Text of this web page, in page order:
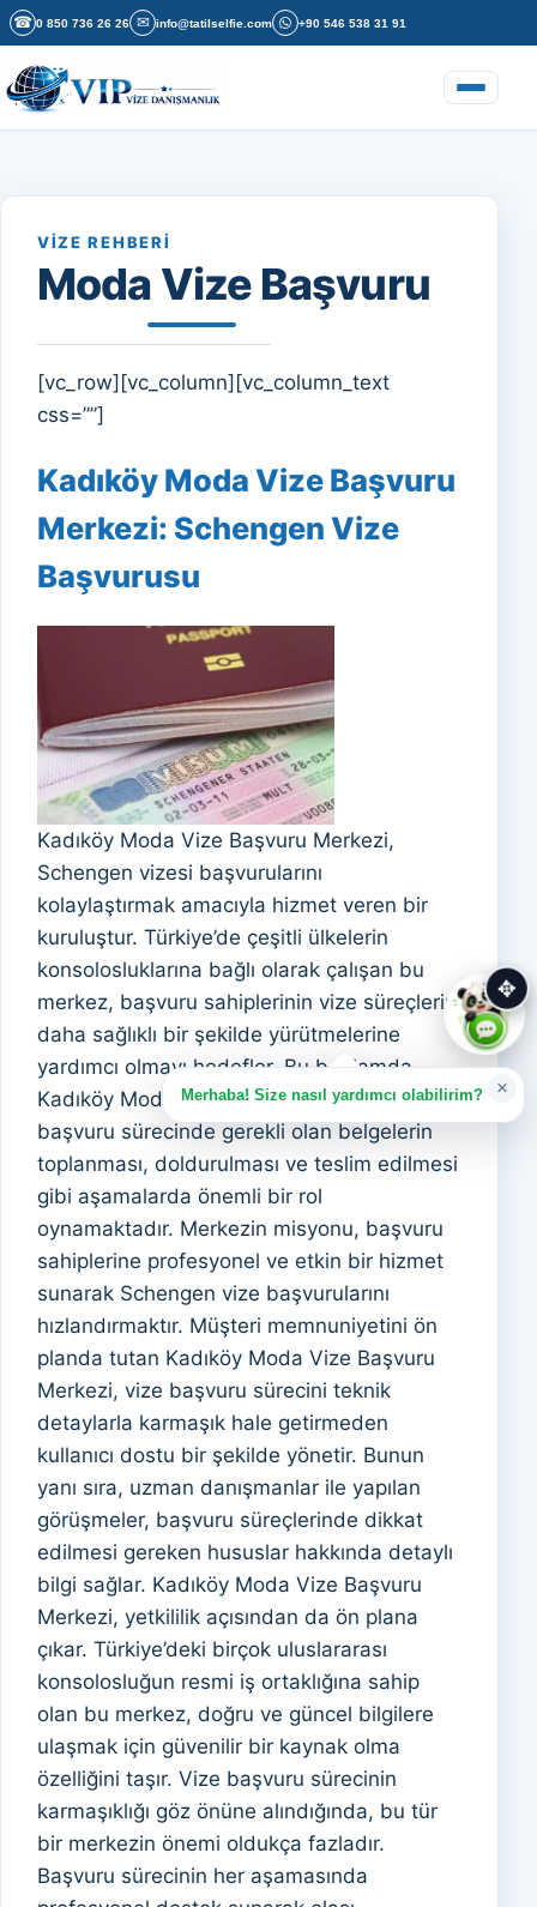
İçeriğe geç
☎ 0 850 736 26 26 ✉ info@tatilselfie.com +90 546 538 31 91
Menüyü
VIZE REHBERI
Moda Vize Başvuru
[vc_row][vc_column][vc_column_text
css=””]
Kadıköy Moda Vize Başvuru
Merkezi: Schengen Vize
Başvurusu
Kadıköy Moda Vize Başvuru Merkezi,
Schengen vizesi başvurularını
kolaylaştırmak amacıyla hizmet veren bir
kuruluştur. Türkiye’de çeşitli ülkelerin
konsolosluklarına bağlı olarak çalışan bu
merkez, başvuru sahiplerinin vize süreçlerini
daha sağlıklı bir şekilde yürütmelerine
yardımcı olmayı hedefler. Bu bağlamda,
Kadıköy Moda Vize Başvuru Merkezi, vize
başvuru sürecinde gerekli olan belgelerin
toplanması, doldurulması ve teslim edilmesi
gibi aşamalarda önemli bir rol
oynamaktadır. Merkezin misyonu, başvuru
sahiplerine profesyonel ve etkin bir hizmet
sunarak Schengen vize başvurularını
hızlandırmaktır. Müşteri memnuniyetini ön
planda tutan Kadıköy Moda Vize Başvuru
Merkezi, vize başvuru sürecini teknik
detaylarla karmaşık hale getirmeden
kullanıcı dostu bir şekilde yönetir. Bunun
yanı sıra, uzman danışmanlar ile yapılan
görüşmeler, başvuru süreçlerinde dikkat
edilmesi gereken hususlar hakkında detaylı
bilgi sağlar. Kadıköy Moda Vize Başvuru
Merkezi, yetkililik açısından da ön plana
çıkar. Türkiye’deki birçok uluslararası
konsolosluğun resmi iş ortaklığına sahip
olan bu merkez, doğru ve güncel bilgilere
ulaşmak için güvenilir bir kaynak olma
özelliğini taşır. Vize başvuru sürecinin
karmaşıklığı göz önüne alındığında, bu tür
bir merkezin önemi oldukça fazladır.
Başvuru sürecinin her aşamasında
Merhaba! Size nasıl yardımcı olabilirim? ×
✥